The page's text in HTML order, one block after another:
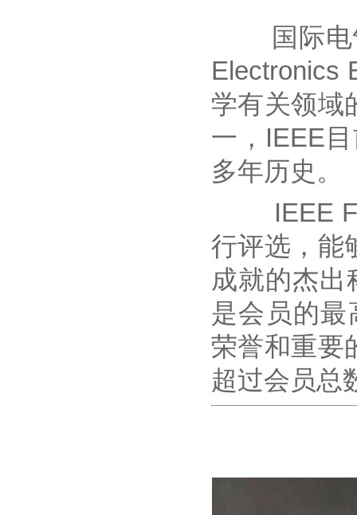
国际电气
Electronics
学有关领域
一，IEEE
多年历史。
IEEE
行评选，能
成就的杰出
是会员的最
荣誉和重要
超过会员总